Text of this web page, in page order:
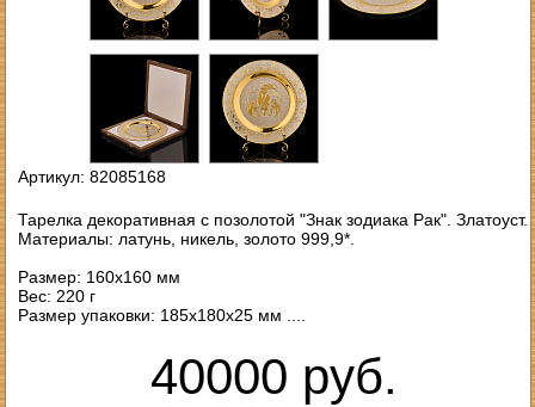
Артикул: 82085168
Тарелка декоративная с позолотой "Знак зодиака Рак". Златоуст.
Материалы: латунь, никель, золото 999,9*.
Размер: 160х160 мм
Вес: 220 г
Размер упаковки: 185х180х25 мм ....
40000 руб.